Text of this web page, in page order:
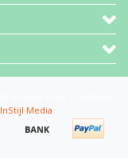
InStijl Media